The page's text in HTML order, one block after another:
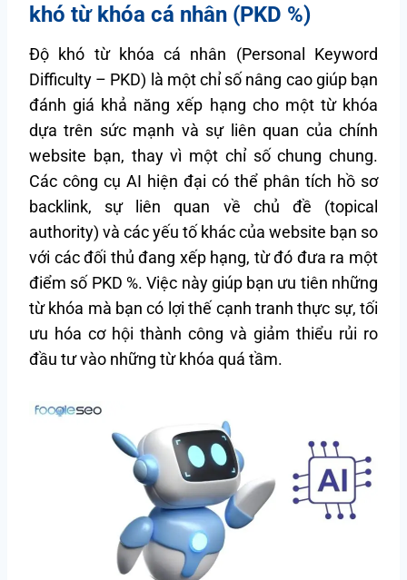
khó từ khóa cá nhân (PKD %)
Độ khó từ khóa cá nhân (Personal Keyword
Difficulty – PKD) là một chỉ số nâng cao giúp bạn
đánh giá khả năng xếp hạng cho một từ khóa
dựa trên sức mạnh và sự liên quan của chính
website bạn, thay vì một chỉ số chung chung.
Các công cụ AI hiện đại có thể phân tích hồ sơ
backlink, sự liên quan về chủ đề (topical
authority) và các yếu tố khác của website bạn so
với các đối thủ đang xếp hạng, từ đó đưa ra một
điểm số PKD %. Việc này giúp bạn ưu tiên những
từ khóa mà bạn có lợi thế cạnh tranh thực sự, tối
ưu hóa cơ hội thành công và giảm thiểu rủi ro
đầu tư vào những từ khóa quá tầm.